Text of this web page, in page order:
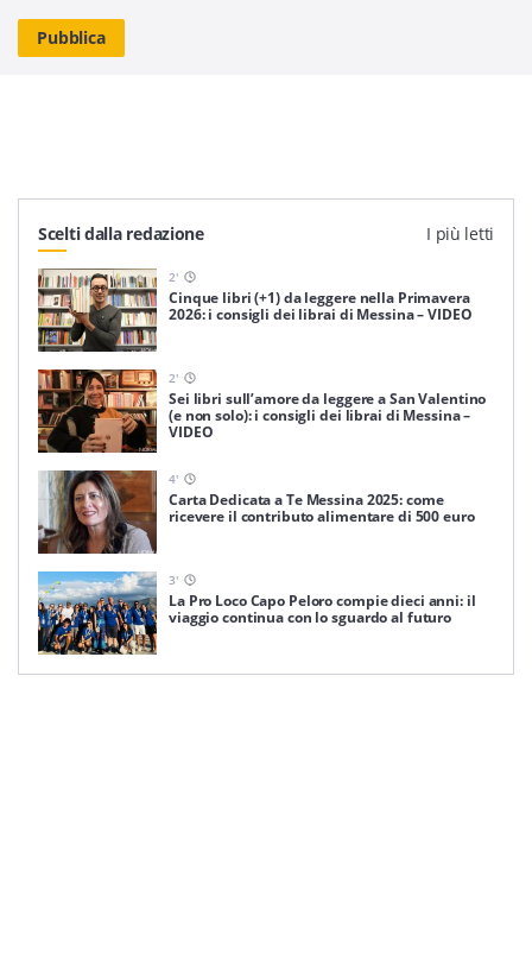
Scelti dalla redazione I più letti
2'
Cinque libri (+1) da leggere nella Primavera
2026: i consigli dei librai di Messina – VIDEO
2'
Sei libri sull’amore da leggere a San Valentino
(e non solo): i consigli dei librai di Messina –
VIDEO
4'
Carta Dedicata a Te Messina 2025: come
ricevere il contributo alimentare di 500 euro
3'
La Pro Loco Capo Peloro compie dieci anni: il
viaggio continua con lo sguardo al futuro